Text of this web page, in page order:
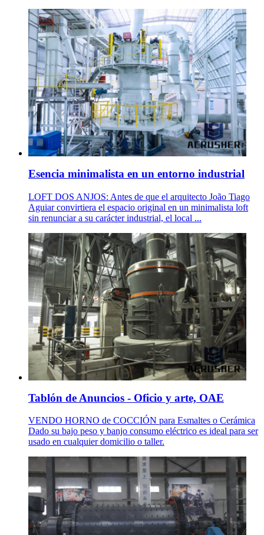
Esencia minimalista en un entorno industrial
LOFT DOS ANJOS: Antes de que el arquitecto João Tiago
Aguiar convirtiera el espacio original en un minimalista loft
sin renunciar a su carácter industrial, el local ...
Tablón de Anuncios - Oficio y arte, OAE
VENDO HORNO de COCCIÓN para Esmaltes o Cerámica
Dado su bajo peso y banjo consumo eléctrico es ideal para ser
usado en cualquier domicilio o taller.